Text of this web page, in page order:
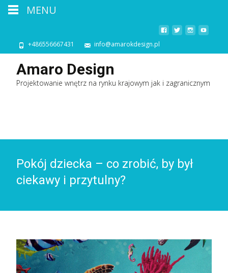
+486556667431 info@amarokdesign.pl
Amaro Design
Projektowanie wnętrz na rynku krajowym jak i zagranicznym
Pokój dziecka – co zrobić, by był
ciekawy i przytulny?
MENU